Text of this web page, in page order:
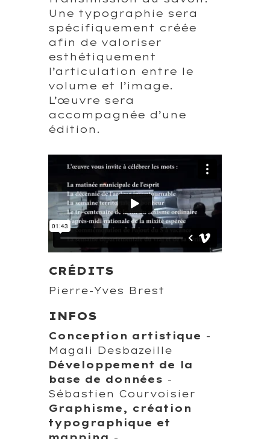
Une typographie sera
spécifiquement créée
afin de valoriser
esthétiquement
l’articulation entre le
volume et l’image.
L’œuvre sera
accompagnée d’une
édition.
CRÉDITS
Pierre-Yves Brest
INFOS
Conception artistique -
Magali Desbazeille
Développement de la
base de données -
Sébastien Courvoisier
Graphisme, création
typographique et